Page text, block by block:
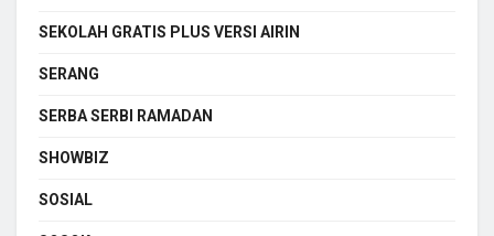
SEKOLAH GRATIS PLUS VERSI AIRIN
SERANG
SERBA SERBI RAMADAN
SHOWBIZ
SOSIAL